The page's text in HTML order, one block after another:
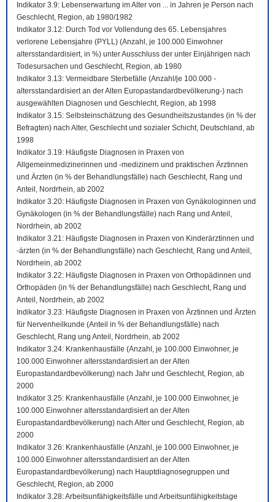
Indikator 3.9: Lebenserwartung im Alter von ... in Jahren je Person nach
Geschlecht, Region, ab 1980/1982
Indikator 3.12: Durch Tod vor Vollendung des 65. Lebensjahres
verlorene Lebensjahre (PYLL) (Anzahl, je 100.000 Einwohner
altersstandardisiert, in %) unter Ausschluss der unter Einjährigen nach
Todesursachen und Geschlecht, Region, ab 1980
Indikator 3.13: Vermeidbare Sterbefälle (Anzahl/je 100.000 -
altersstandardisiert an der Alten Europastandardbevölkerung-) nach
ausgewählten Diagnosen und Geschlecht, Region, ab 1998
Indikator 3.15: Selbsteinschätzung des Gesundheitszustandes (in % der
Befragten) nach Alter, Geschlecht und sozialer Schicht, Deutschland, ab
1998
Indikator 3.19: Häufigste Diagnosen in Praxen von
Allgemeinmedizinerinnen und -medizinern und praktischen Ärztinnen
und Ärzten (in % der Behandlungsfälle) nach Geschlecht, Rang und
Anteil, Nordrhein, ab 2002
Indikator 3.20: Häufigste Diagnosen in Praxen von Gynäkologinnen und
Gynäkologen (in % der Behandlungsfälle) nach Rang und Anteil,
Nordrhein, ab 2002
Indikator 3.21: Häufigste Diagnosen in Praxen von Kinderärztinnen und
-ärzten (in % der Behandlungsfälle) nach Geschlecht, Rang und Anteil,
Nordrhein, ab 2002
Indikator 3.22: Häufigste Diagnosen in Praxen von Orthopädinnen und
Orthopäden (in % der Behandlungsfälle) nach Geschlecht, Rang und
Anteil, Nordrhein, ab 2002
Indikator 3.23: Häufigste Diagnosen in Praxen von Ärztinnen und Ärzten
für Nervenheilkunde (Anteil in % der Behandlungsfälle) nach
Geschlecht, Rang ung Anteil, Nordrhein, ab 2002
Indikator 3.24: Krankenhausfälle (Anzahl, je 100.000 Einwohner, je
100.000 Einwohner altersstandardisiert an der Alten
Europastandardbevölkerung) nach Jahr und Geschlecht, Region, ab
2000
Indikator 3.25: Krankenhausfälle (Anzahl, je 100.000 Einwohner, je
100.000 Einwohner altersstandardisiert an der Alten
Europastandardbevölkerung) nach Alter und Geschlecht, Region, ab
2000
Indikator 3.26: Krankenhausfälle (Anzahl, je 100.000 Einwohner, je
100.000 Einwohner altersstandardisiert an der Alten
Europastandardbevölkerung) nach Hauptdiagnosegruppen und
Geschlecht, Region, ab 2000
Indikator 3.28: Arbeitsunfähigkeitsfälle und Arbeitsunfähigkeitstage